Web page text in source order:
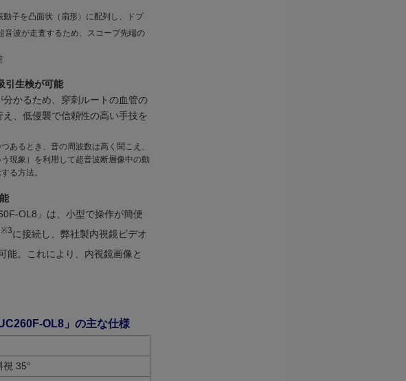
子を凸面状（扇形）に配列し、ドプ
音波が走査するため、スコープ先端の
引生検が可能
かるため、穿刺ルートの血管の
、低侵襲で信頼性の高い手技を
あるとき、音の周波数は高く聞こえ、
現象）を利用して超音波断層像中の動
る方法。
OL8」は、小型で操作が簡便
※3に接続し、弊社製内視鏡ビデオ
能。これにより、内視鏡画像と
OL8」の主な仕様
視 35°